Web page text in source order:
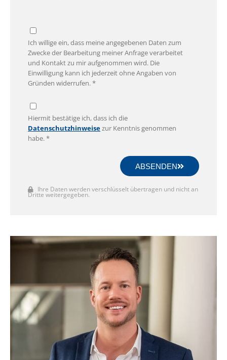
Ich willige ein, dass meine angegebenen Daten zum
Zwecke der Bearbeitung meiner Anfrage verarbeitet
und Kontakt zu mir aufgenommen wird. Die
Einwilligung kann ich jederzeit ohne Angaben von
Gründen widerrufen. *
Hiermit bestätige ich, dass ich die
Datenschutzhinweisezur Kenntnis genommen
habe. *
ABSENDEN
Ihre Daten werden verschlüsselt übertragen und nicht an
Dritte weitergegeben.